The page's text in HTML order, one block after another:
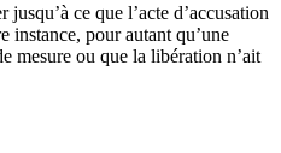
ce que l’acte d’accusation
instance, pour autant qu’une
mesure ou que la libération n’ait